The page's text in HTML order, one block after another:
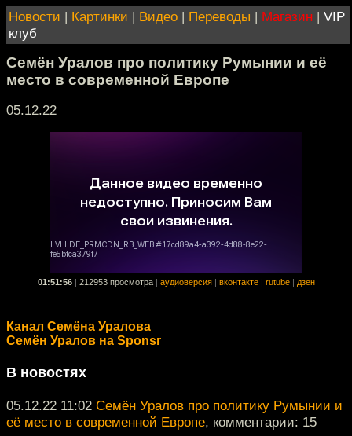
Новости | Картинки | Видео | Переводы | Магазин | VIP
клуб
Семён Уралов про политику Румынии и её
место в современной Европе
05.12.22
01:51:56 212953 просмотра аудиоверсия вконтакте rutube дзен
Канал Семёна Уралова
Семён Уралов на Sponsr
В новостях
05.12.22 11:02 Семён Уралов про политику Румынии и
её место в современной Европе, комментарии: 15